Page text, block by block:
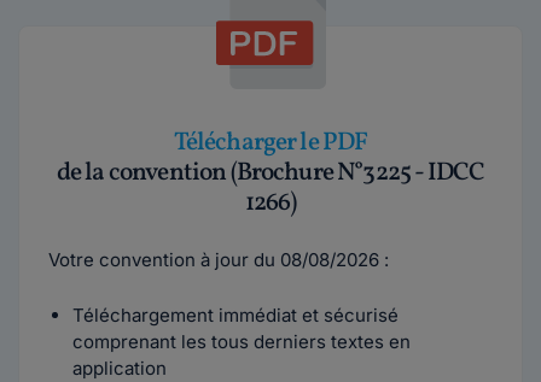
Télécharger le PDF
de la convention (Brochure N°3225 - IDCC
1266)
Votre convention à jour du 08/08/2026 :
Téléchargement immédiat et sécurisé
comprenant les tous derniers textes en
application